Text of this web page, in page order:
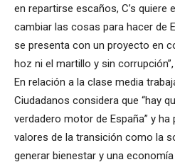
en repartirse escaños, C’s quiere
cambiar las cosas para hacer de
se presenta con un proyecto en
hoz ni el martillo y sin
En relación a la clase media
Ciudadanos considera que “hay
verdadero motor de España” y
valores de la transición como la
generar bienestar y una